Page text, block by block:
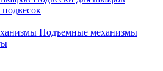
Подъемные механизмы